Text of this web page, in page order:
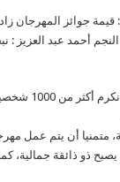
للمسرح
المصرى
مغلقة
أقل من 400 ألف جنيه وأضاف
وعن التكريم
أن يتم عمل
ذو ذائقة جمالية،